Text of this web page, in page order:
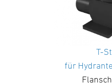
T-
für